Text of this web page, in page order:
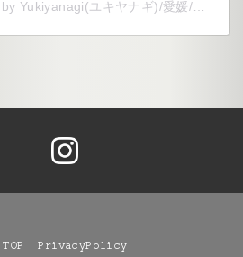
TOP PrivacyPolicy